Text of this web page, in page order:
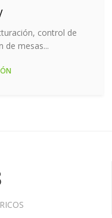
control de
de mesas...